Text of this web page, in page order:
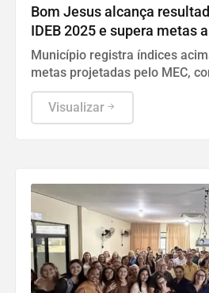
Bom Jesus alcança
IDEB 2025 e supera metas
Selo Ouro
Município registra índices
metas projetadas pelo MEC,
investimentos realizados na
municipal.
Visualizar